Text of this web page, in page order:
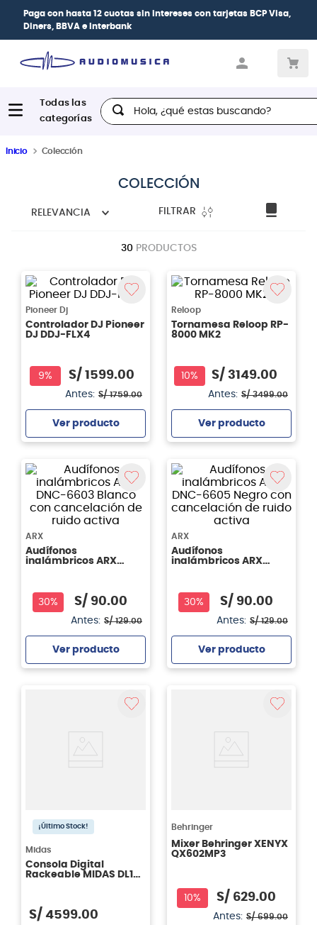
Paga con hasta 12 cuotas sin intereses con tarjetas BCP Visa,
Diners, BBVA e Interbank
Hola, ¿qué estas buscando?
Inicio Colección
COLECCIÓN
RELEVANCIA FILTRAR
30 PRODUCTOS
Pioneer Dj
Controlador DJ Pioneer
DJ DDJ-FLX4
9% S/ 1599.00
Antes: S/ 1759.00
Ver producto
Reloop
Tornamesa Reloop RP-
8000 MK2
10% S/ 3149.00
Antes: S/ 3499.00
Ver producto
ARX
Audífonos
inalámbricos ARX
activa
30%
S/ 90.00
Antes: S/ 129.00
Ver producto
ARX
Audífonos
inalámbricos ARX
activa
30%
S/ 90.00
Antes: S/ 129.00
Ver producto
¡Último Stock!
Midas
Consola Digital
Rackeable MIDAS DL16
S/ 4599.00
Behringer
Mixer Behringer XENYX
QX602MP3
10% S/ 629.00
Antes: S/ 699.00